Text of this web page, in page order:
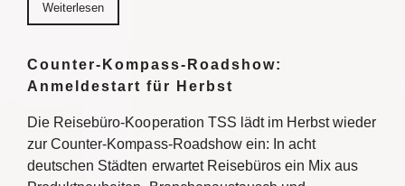
Weiterlesen
Counter-Kompass-Roadshow:
Anmeldestart für Herbst
Die Reisebüro-Kooperation TSS lädt im Herbst wieder
zur Counter-Kompass-Roadshow ein: In acht
deutschen Städten erwartet Reisebüros ein Mix aus